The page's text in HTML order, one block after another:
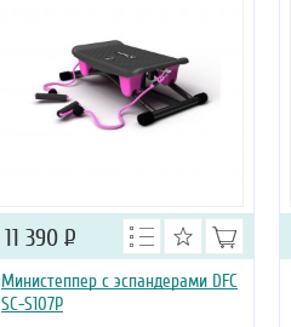
Министеппер с эспандерами DFC
SC-S107P
11 390 Р